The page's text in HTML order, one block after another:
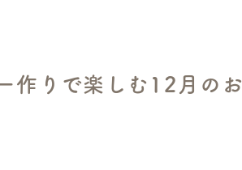
作りで楽しむ12月のお